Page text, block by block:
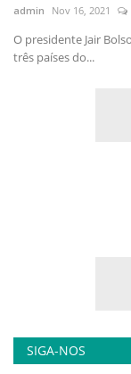
admin Nov 16, 2021
O presidente Jair
três países do...
SIGA-NOS